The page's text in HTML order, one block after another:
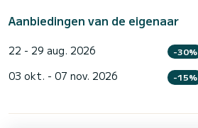
Aanbiedingen van de eigenaar
22 - 29 aug. 2026 -30%
03 okt. - 07 nov. 2026 -15%